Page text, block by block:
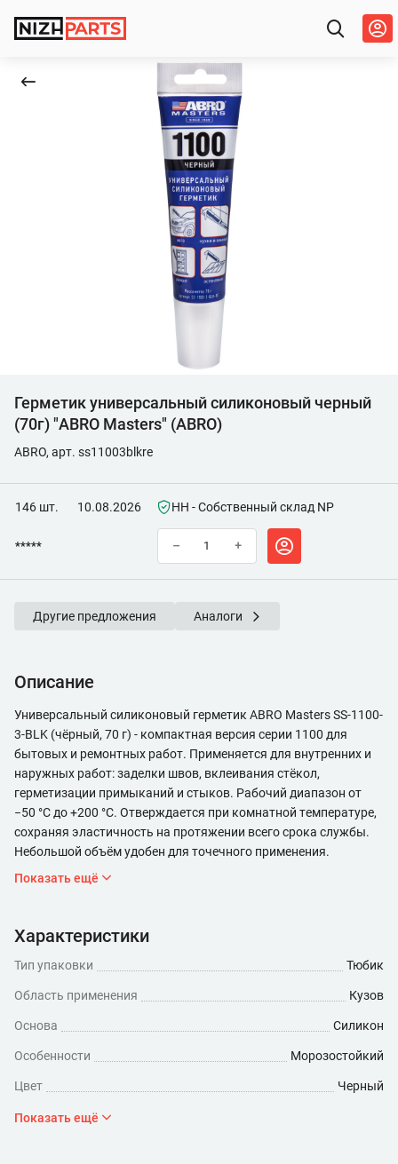
Герметик универсальный силиконовый черный
(70г) "ABRO Masters" (ABRO)
ABRO, арт. ss11003blkre
146 шт. 10.08.2026 НН - Собственный склад NP
***** – +
Другие предложения Аналоги
Описание
Универсальный силиконовый герметик ABRO Masters SS-1100-
3-BLK (чёрный, 70 г) - компактная версия серии 1100 для
бытовых и ремонтных работ. Применяется для внутренних и
наружных работ: заделки швов, вклеивания стёкол,
герметизации примыканий и стыков. Рабочий диапазон от
−50 °C до +200 °C. Отверждается при комнатной температуре,
сохраняя эластичность на протяжении всего срока службы.
Небольшой объём удобен для точечного применения.
Показать ещё
Характеристики
Тип упаковки Тюбик
Область применения Кузов
Основа Силикон
Особенности Морозостойкий
Цвет Черный
Материал обработки
Показать ещё